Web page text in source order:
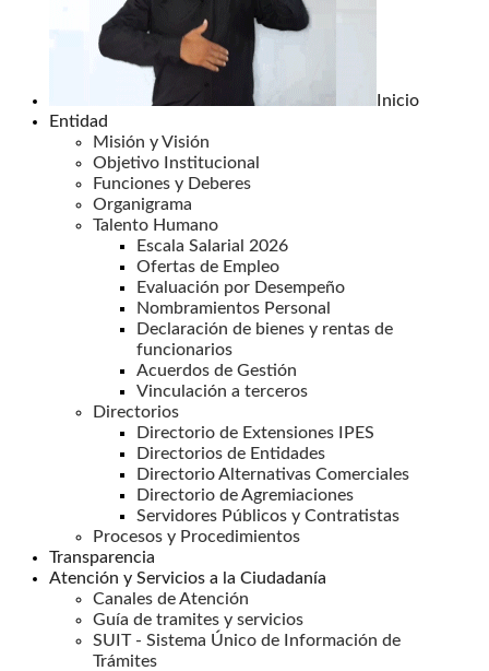
Inicio
Entidad
Misión y Visión
Objetivo Institucional
Funciones y Deberes
Organigrama
Talento Humano
Escala Salarial 2026
Ofertas de Empleo
Evaluación por Desempeño
Nombramientos Personal
Declaración de bienes y rentas de
funcionarios
Acuerdos de Gestión
Vinculación a terceros
Directorios
Directorio de Extensiones IPES
Directorios de Entidades
Directorio Alternativas Comerciales
Directorio de Agremiaciones
Servidores Públicos y Contratistas
Procesos y Procedimientos
Transparencia
Atención y Servicios a la Ciudadanía
Canales de Atención
Guía de tramites y servicios
SUIT - Sistema Único de Información de
Trámites